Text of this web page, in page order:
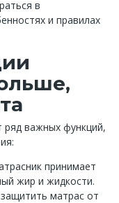
в
и правилах
ряд важных функций,
принимает
жир и жидкости.
матрас от